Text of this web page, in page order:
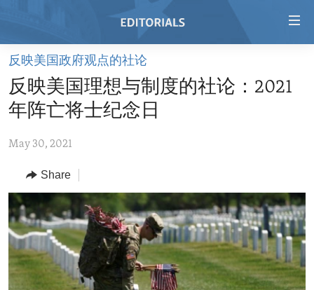
Skip
main
content
to
Navigation
Skip
to
Search
HOME
VIDEO
REGIONS
AFRICA
AMERICAS
ASIA
EUROPE
MIDDLE EAST
TOPICS
HUMAN RIGHTS
SECURITY AND DEFENSE
AID AND DEVELOPMENT
DEMOCRACY AND GOVERNANCE
ARCHIVE
ABOUT US
FOLLOW US
反映美国政府观点的社论
反映美国理想与制度的社论：2021
年阵亡将士纪念日
May 30, 2021
Share